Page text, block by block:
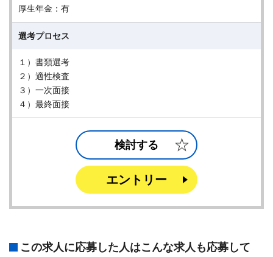
厚生年金：有
選考プロセス
１）書類選考
２）適性検査
３）一次面接
４）最終面接
検討する
エントリー
この求人に応募した人はこんな求人も応募して